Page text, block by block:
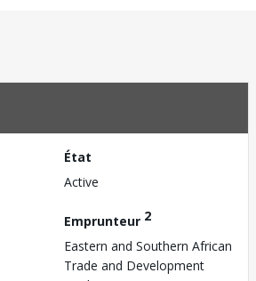
État
Active
Emprunteur 2
Eastern and Southern African
Trade and Development